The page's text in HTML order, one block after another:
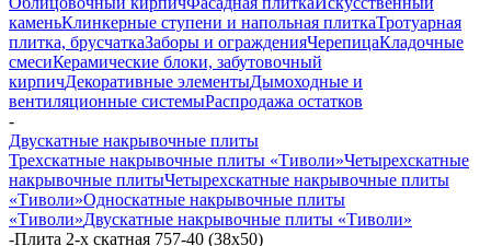
каменьКлинкерные ступени и напольная плиткаТротуарная
плитка, брусчаткаЗаборы и огражденияЧерепицаКладочные
смесиКерамические блоки, забутовочный
кирпичДекоративные элементыДымоходные и
вентиляционные системыРаспродажа остатков
-
Двускатные накрывочные плиты
Трехскатные накрывочные плиты «Тиволи»Четырехскатные
накрывочные плитыЧетырехскатные накрывочные плиты
«Тиволи»Односкатные накрывочные плиты
«Тиволи»Двускатные накрывочные плиты «Тиволи»
-Плита 2-х скатная 757-40 (38x50)